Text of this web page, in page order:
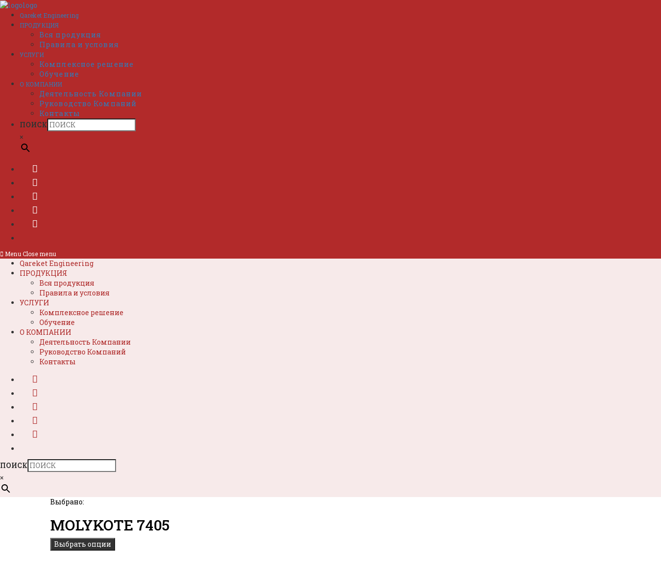
Перейти
содержимому
Qareket Engineering
ПРОДУКЦИЯ
Вся продукция
Правила и условия
УСЛУГИ
Комплексное решение
Обучение
О КОМПАНИИ
Деятельность Компании
Руководство Компаний
Контакты
ПОИСК
×
Menu Close menu
Qareket Engineering
ПРОДУКЦИЯ
Вся продукция
Правила и условия
УСЛУГИ
Комплексное решение
Обучение
О КОМПАНИИ
Деятельность Компании
Руководство Компаний
Контакты
ПОИСК
×
Выбрано:
MOLYKOTE 7405
Выбрать опции